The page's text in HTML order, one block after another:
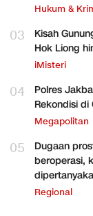
Hukum &
03
Kisah
Hok Liong
iMisteri
04
Polres
Rekondisi di
Megapolitan
05
Dugaan
beroperasi,
Regional